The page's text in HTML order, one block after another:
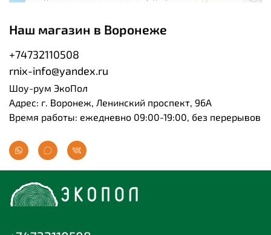
Наш магазин в Воронеже
+74732110508
rnix-info@yandex.ru
Шоу-рум ЭкоПол
Адрес: г. Воронеж, Ленинский проспект, 96А
Время работы: ежедневно 09:00-19:00, без перерывов